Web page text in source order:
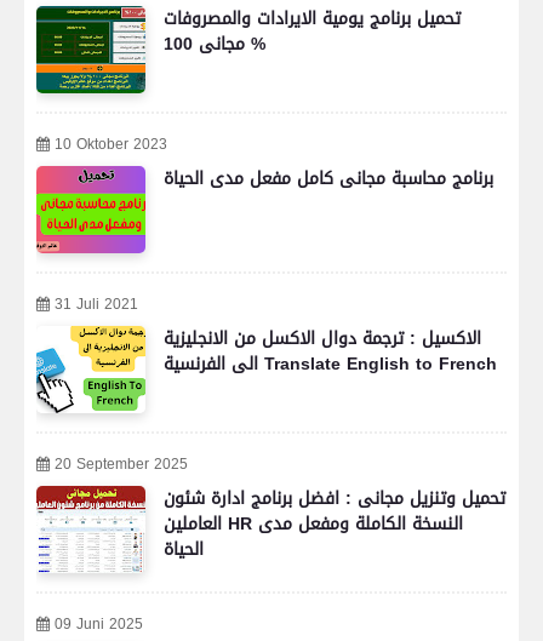
تحميل برنامج يومية الايرادات والمصروفات
مجانى 100 %
10 Oktober 2023
برنامج محاسبة مجانى كامل مفعل مدى الحياة
31 Juli 2021
الاكسيل : ترجمة دوال الاكسل من الانجليزية
الى الفرنسية Translate English to French
20 September 2025
تحميل وتنزيل مجانى : افضل برنامج ادارة شئون
العاملين HR النسخة الكاملة ومفعل مدى
الحياة
09 Juni 2025